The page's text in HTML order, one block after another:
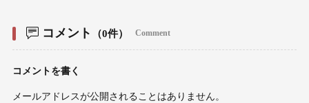
コメント （0件） Comment
コメントを書く
メールアドレスが公開されることはありません。